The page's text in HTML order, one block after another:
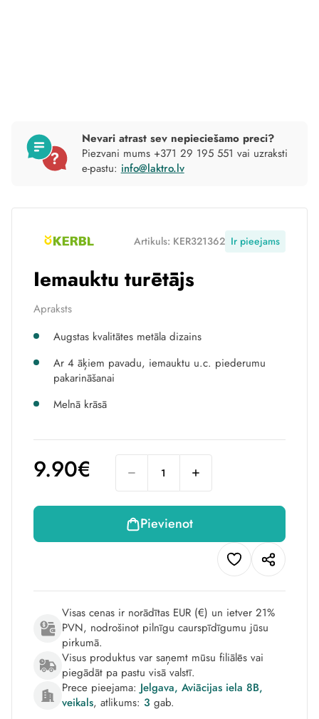
Nevari atrast sev nepieciešamo preci?
Piezvani mums +371 29 195 551 vai uzraksti
e-pastu: info@laktro.lv
Artikuls: KER321362 Ir pieejams
Iemauktu turētājs
Apraksts
Augstas kvalitātes metāla dizains
Ar 4 āķiem pavadu, iemauktu u.c. piederumu
pakarināšanai
Melnā krāsā
9.90€
Pievienot
Visas cenas ir norādītas EUR (€) un ietver 21%
PVN, nodrošinot pilnīgu caurspīdīgumu jūsu
pirkumā.
Visus produktus var saņemt mūsu filiālēs vai
piegādāt pa pastu visā valstī.
Prece pieejama: Jelgava, Aviācijas iela 8B,
veikals, atlikums: 3 gab.